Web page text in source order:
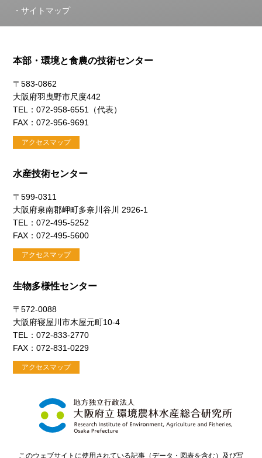
サイトマップ
本部・環境と食農の技術センター
〒583-0862
大阪府羽曳野市尺度442
TEL：072-958-6551（代表）
FAX：072-956-9691
アクセスマップ
水産技術センター
〒599-0311
大阪府泉南郡岬町多奈川谷川 2926-1
TEL：072-495-5252
FAX：072-495-5600
アクセスマップ
生物多様性センター
〒572-0088
大阪府寝屋川市木屋元町10-4
TEL：072-833-2770
FAX：072-831-0229
アクセスマップ
このウェブサイトに使用されている記事（データ・図表を含む）及び写